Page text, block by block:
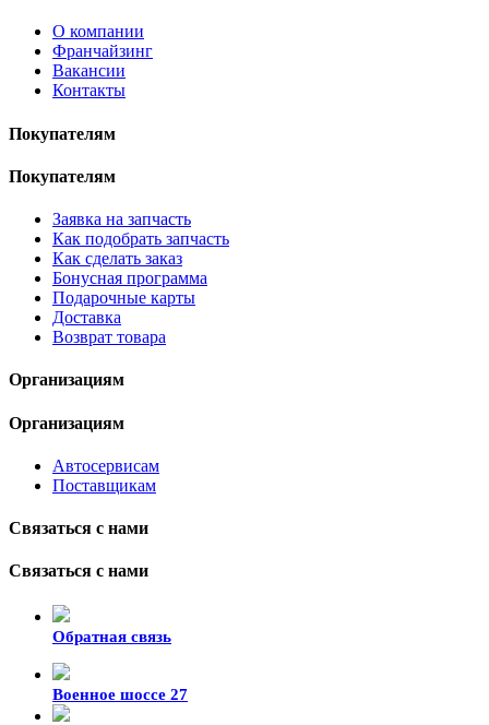
О компании
Франчайзинг
Вакансии
Контакты
Покупателям
Покупателям
Заявка на запчасть
Как подобрать запчасть
Как сделать заказ
Бонусная программа
Подарочные карты
Доставка
Возврат товара
Организациям
Организациям
Автосервисам
Поставщикам
Связаться с нами
Связаться с нами
Обратная связь
Военное шоссе 27